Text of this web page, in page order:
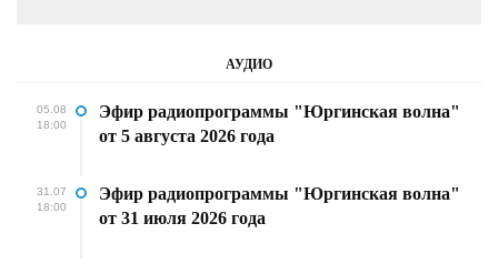
АУДИО
05.08
18:00
Эфир радиопрограммы "Юргинская волна"
от 5 августа 2026 года
31.07
18:00
Эфир радиопрограммы "Юргинская волна"
от 31 июля 2026 года